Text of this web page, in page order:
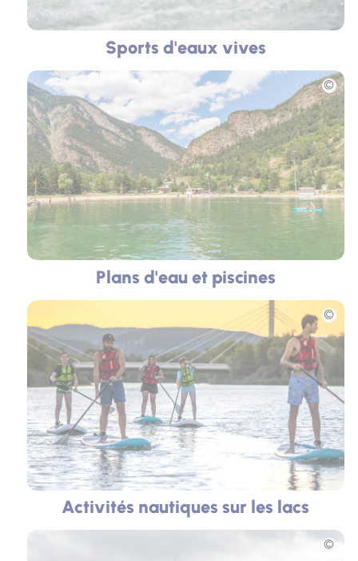
Sports d'eaux vives
Plans d'eau et piscines
Photo
Activités nautiques sur les lacs
Photo